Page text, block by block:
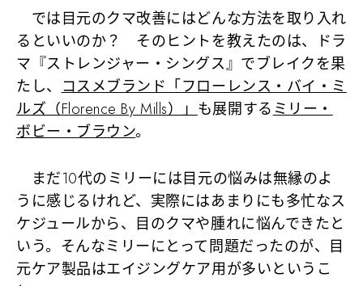
では目元のクマ改善にはどんな方法を取り入れ
るといいのか？ そのヒントを教えたのは、ドラ
マ『ストレンジャー・シングス』でブレイクを果
たし、 コスメブランド「フローレンス・バイ・ミ
ルズ（Florence By Mills）」 も展開する ミリー・
ボビー・ブラウン。
まだ10代のミリーには目元の悩みは無縁のよ
うに感じるけれど、実際にはあまりにも多忙なス
ケジュールから、目のクマや腫れに悩んできたと
いう。そんなミリーにとって問題だったのが、目
元ケア製品はエイジングケア用が多いというこ